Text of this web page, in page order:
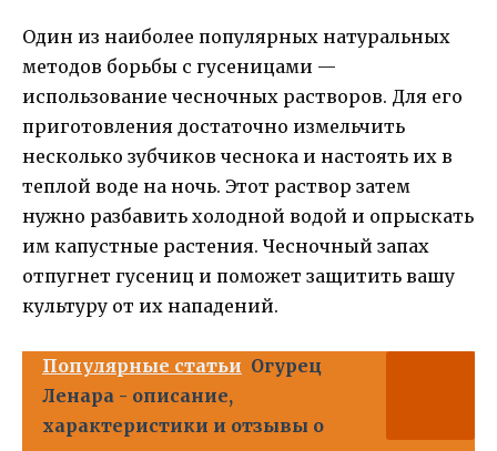
Один из наиболее популярных натуральных
методов борьбы с гусеницами —
использование чесночных растворов. Для его
приготовления достаточно измельчить
несколько зубчиков чеснока и настоять их в
теплой воде на ночь. Этот раствор затем
нужно разбавить холодной водой и опрыскать
им капустные растения. Чесночный запах
отпугнет гусениц и поможет защитить вашу
культуру от их нападений.
Популярные статьи Огурец
Ленара - описание,
характеристики и отзывы о